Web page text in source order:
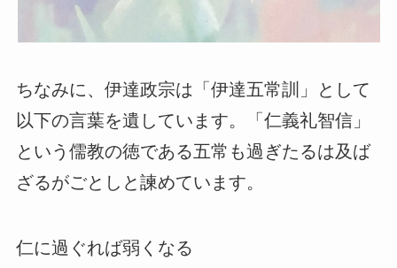
ちなみに、伊達政宗は「伊達五常訓」として
以下の言葉を遺しています。「仁義礼智信」
という儒教の徳である五常も過ぎたるは及ば
ざるがごとしと諫めています。
仁に過ぐれば弱くなる